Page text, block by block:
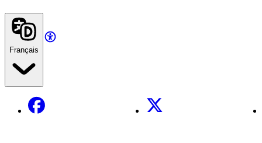
Français
Facebook X